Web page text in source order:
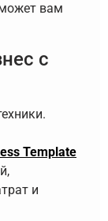
вам
с
Template
и